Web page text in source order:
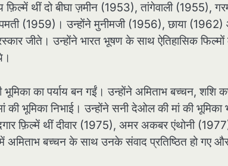
थीं दो बीघा ज़मीन (1953), तांगेवाली (1955),
(1959)। उन्होंने मुनीमजी (1956), छाया
जीते। उन्होंने भारत भूषण के साथ ऐतिहासिक
का पर्याय बन गईं। उन्होंने अमिताभ बच्चन, शशि
भूमिका निभाई। उन्होंने सनी देओल की मां की भूमिका
फ़िल्में थीं दीवार (1975), अमर अकबर एंथोनी
बच्चन के साथ उनके संवाद प्रतिष्ठित हो गए और